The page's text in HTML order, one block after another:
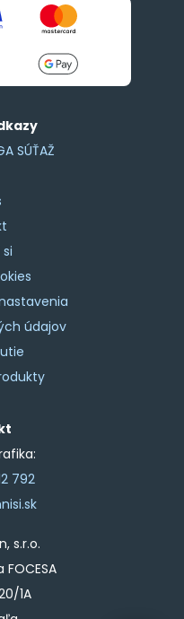
SÚŤAŽ
údajov
792
s.r.o.
1A